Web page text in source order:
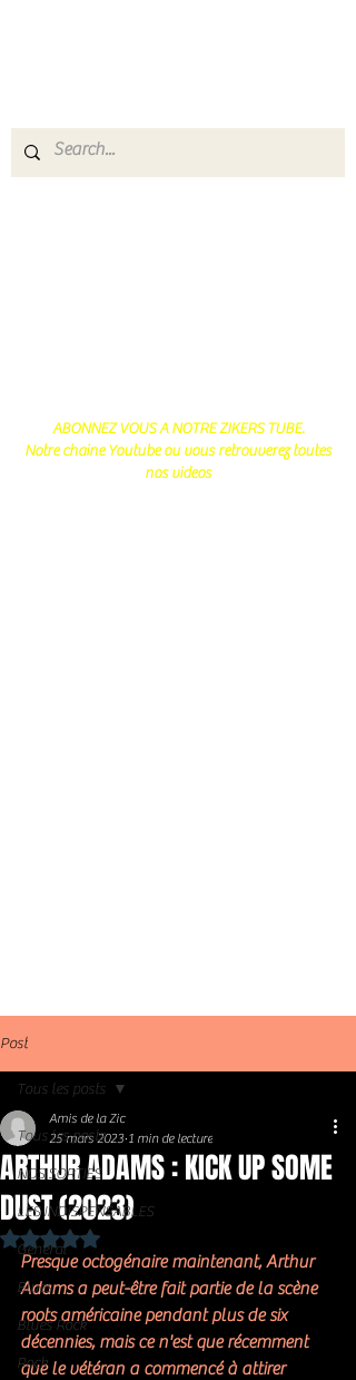
ABONNEZ VOUS A NOTRE ZIKERS TUBE.
Notre chaine Youtube ou vous retrouverez toutes
nos videos
Post
Tous les posts
NOS SORTIES
LES INDISPENSABLES
Général
Blues
Blues Rock
Rock
Tous les posts
ARTHUR ADAMS : KICK UP SOME
DUST (2023)
Amis de la Zic
25 mars 2023 1 min de lecture
Noté NaN étoiles sur 5.
Presque octogénaire maintenant, Arthur
Adams a peut-être fait partie de la scène
roots américaine pendant plus de six
décennies, mais ce n'est que récemment
que le vétéran a commencé à attirer